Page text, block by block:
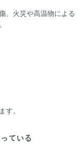
、火災や高温物による
す。
ている